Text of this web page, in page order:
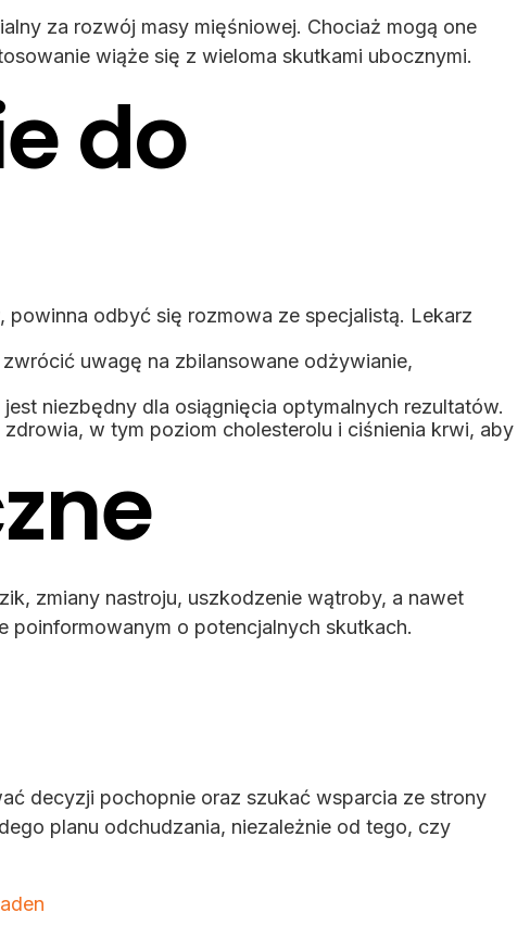
za rozwój masy mięśniowej. Chociaż mogą one
wiąże się z wieloma skutkami ubocznymi.
do
odbyć się rozmowa ze specjalistą. Lekarz
uwagę na zbilansowane odżywianie,
niezbędny dla osiągnięcia optymalnych rezultatów.
w tym poziom cholesterolu i ciśnienia krwi, aby
zmiany nastroju, uszkodzenie wątroby, a nawet
o potencjalnych skutkach.
decyzji pochopnie oraz szukać wsparcia ze strony
planu odchudzania, niezależnie od tego, czy